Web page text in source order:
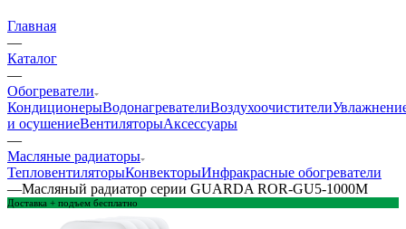
Главная
—
Каталог
—
Обогреватели
КондиционерыВодонагревателиВоздухоочистители
и осушениеВентиляторыАксессуары
—
Масляные радиаторы
ТепловентиляторыКонвекторыИнфракрасные обогреватели
—Масляный радиатор серии GUARDA ROR-GU5-1000M
Доставка + подъем бесплатно